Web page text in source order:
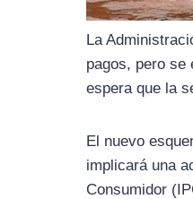
La
pagos, pero se
espera que la
El nuevo
implicará una
Consumidor